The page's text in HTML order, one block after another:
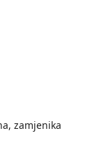
zamjenika